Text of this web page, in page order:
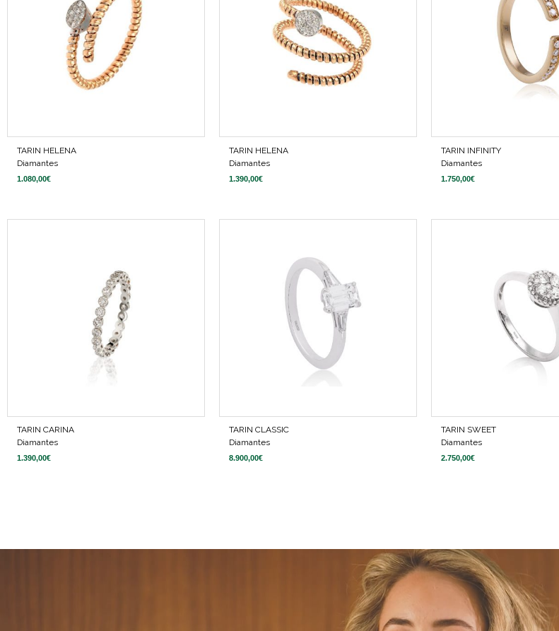
TARIN HELENA
Diamantes
1.080,00€
TARIN HELENA
Diamantes
1.390,00€
TARIN INFINITY
Diamantes
1.750,00€
TARIN CARINA
Diamantes
1.390,00€
TARIN CLASSIC
Diamantes
8.900,00€
TARIN SWEET
Diamantes
2.750,00€